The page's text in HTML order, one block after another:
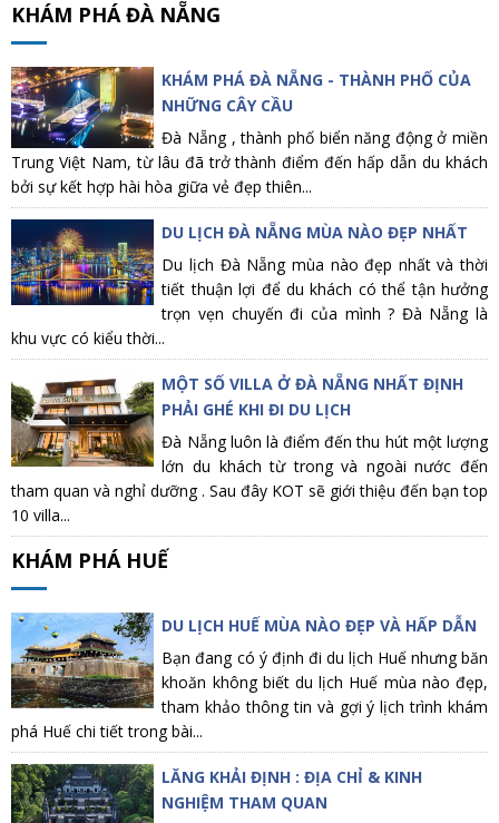
KHÁM PHÁ ĐÀ NẴNG
KHÁM PHÁ ĐÀ NẴNG - THÀNH PHỐ CỦA
NHỮNG CÂY CẦU
Đà Nẵng , thành phố biển năng động ở miền
Trung Việt Nam, từ lâu đã trở thành điểm đến hấp dẫn du khách
bởi sự kết hợp hài hòa giữa vẻ đẹp thiên...
DU LỊCH ĐÀ NẴNG MÙA NÀO ĐẸP NHẤT
Du lịch Đà Nẵng mùa nào đẹp nhất và thời
tiết thuận lợi để du khách có thể tận hưởng
trọn vẹn chuyến đi của mình ? Đà Nẵng là
khu vực có kiểu thời...
MỘT SỐ VILLA Ở ĐÀ NẴNG NHẤT ĐỊNH
PHẢI GHÉ KHI ĐI DU LỊCH
Đà Nẵng luôn là điểm đến thu hút một lượng
lớn du khách từ trong và ngoài nước đến
tham quan và nghỉ dưỡng . Sau đây KOT sẽ giới thiệu đến bạn top
10 villa...
KHÁM PHÁ HUẾ
DU LỊCH HUẾ MÙA NÀO ĐẸP VÀ HẤP DẪN
Bạn đang có ý định đi du lịch Huế nhưng băn
khoăn không biết du lịch Huế mùa nào đẹp,
tham khảo thông tin và gợi ý lịch trình khám
phá Huế chi tiết trong bài...
LĂNG KHẢI ĐỊNH : ĐỊA CHỈ & KINH
NGHIỆM THAM QUAN